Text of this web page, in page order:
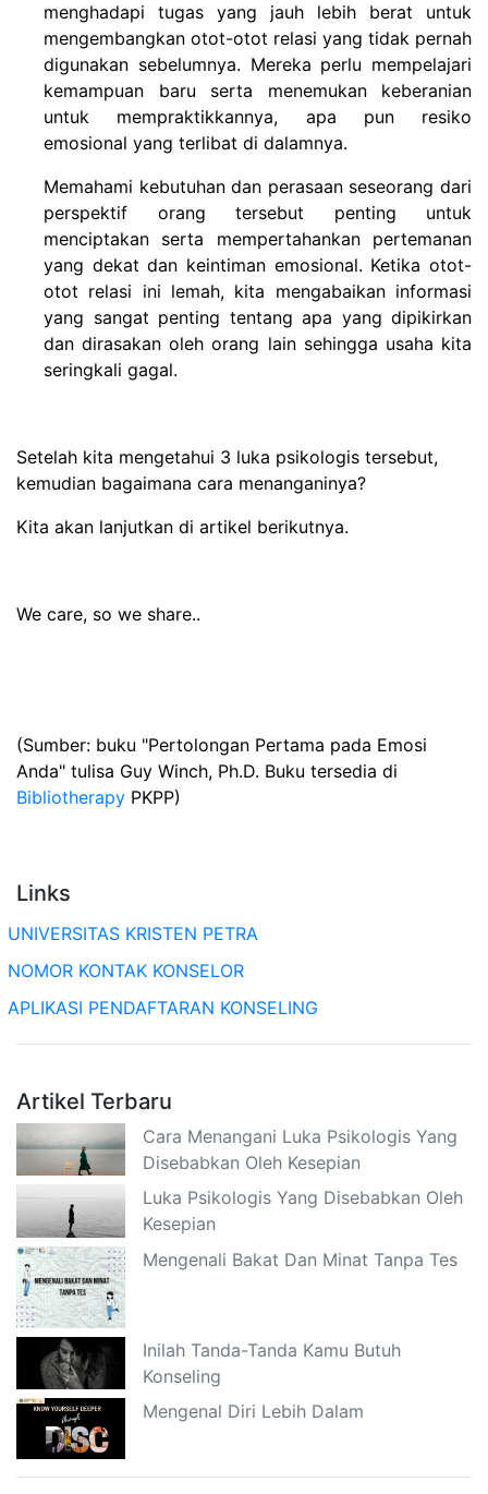
menghadapi tugas yang jauh lebih berat untuk
mengembangkan otot-otot relasi yang tidak pernah
digunakan sebelumnya. Mereka perlu mempelajari
kemampuan baru serta menemukan keberanian
untuk mempraktikkannya, apa pun resiko
emosional yang terlibat di dalamnya.
Memahami kebutuhan dan perasaan seseorang dari
perspektif orang tersebut penting untuk
menciptakan serta mempertahankan pertemanan
yang dekat dan keintiman emosional. Ketika otot-
otot relasi ini lemah, kita mengabaikan informasi
yang sangat penting tentang apa yang dipikirkan
dan dirasakan oleh orang lain sehingga usaha kita
seringkali gagal.
Setelah kita mengetahui 3 luka psikologis tersebut,
kemudian bagaimana cara menanganinya?
Kita akan lanjutkan di artikel berikutnya.
We care, so we share..
(Sumber: buku "Pertolongan Pertama pada Emosi
Anda" tulisa Guy Winch, Ph.D. Buku tersedia di
Bibliotherapy PKPP)
Links
UNIVERSITAS KRISTEN PETRA
NOMOR KONTAK KONSELOR
APLIKASI PENDAFTARAN KONSELING
Artikel Terbaru
Cara Menangani Luka Psikologis Yang
Disebabkan Oleh Kesepian
Luka Psikologis Yang Disebabkan Oleh
Kesepian
Mengenali Bakat Dan Minat Tanpa Tes
Inilah Tanda-Tanda Kamu Butuh
Konseling
Mengenal Diri Lebih Dalam